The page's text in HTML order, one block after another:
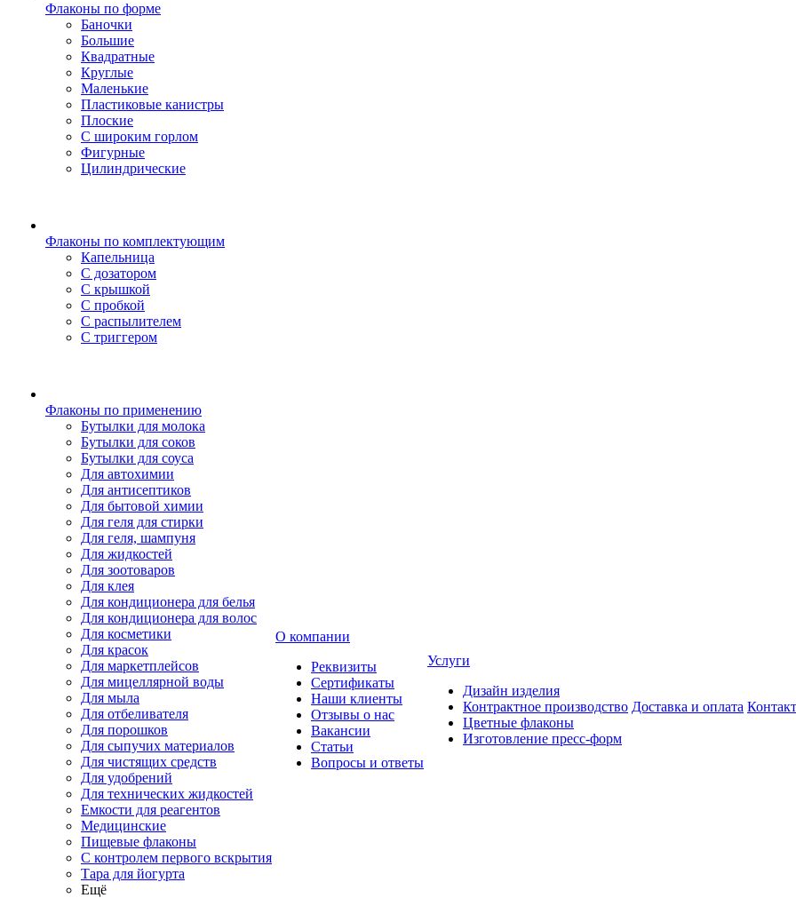
Флаконы по форме
Баночки
Большие
Квадратные
Круглые
Маленькие
Пластиковые канистры
Плоские
С широким горлом
Фигурные
Цилиндрические
Флаконы по комплектующим
Капельница
С дозатором
С крышкой
С пробкой
С распылителем
С триггером
Флаконы по применению
Бутылки для молока
Бутылки для соков
Бутылки для соуса
Для автохимии
Для антисептиков
Для бытовой химии
Для геля для стирки
Для геля, шампуня
Для жидкостей
Для зоотоваров
Для клея
Для кондиционера для белья
Для кондиционера для волос
Для косметики
Для красок
Для маркетплейсов
Для мицеллярной воды
Для мыла
Для отбеливателя
Для порошков
Для сыпучих материалов
Для чистящих средств
Для удобрений
Для технических жидкостей
Емкости для реагентов
Медицинские
Пищевые флаконы
С контролем первого вскрытия
Тара для йогурта
Ещё
О компании
Реквизиты
Сертификаты
Наши клиенты
Отзывы о нас
Вакансии
Статьи
Вопросы и ответы
Услуги
Дизайн изделия
Контрактное производство
Цветные флаконы
Изготовление пресс-форм
Доставка и оплата